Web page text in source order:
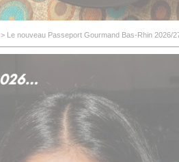
> Le nouveau Passeport Gourmand Bas-Rhin 2026/